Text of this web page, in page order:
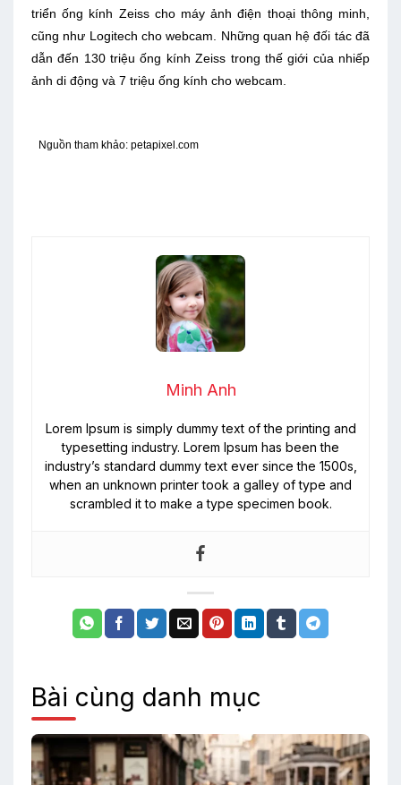
triển ống kính Zeiss cho máy ảnh điện thoại thông minh,
cũng như Logitech cho webcam. Những quan hệ đối tác đã
dẫn đến 130 triệu ống kính Zeiss trong thế giới của nhiếp
ảnh di động và 7 triệu ống kính cho webcam.
Nguồn tham khảo: petapixel.com
Minh Anh
Lorem Ipsum is simply dummy text of the printing and
typesetting industry. Lorem Ipsum has been the
industry’s standard dummy text ever since the 1500s,
when an unknown printer took a galley of type and
scrambled it to make a type specimen book.
Bài cùng danh mục